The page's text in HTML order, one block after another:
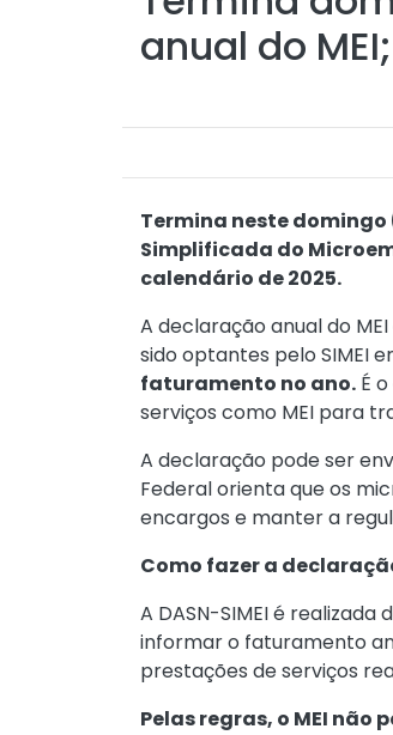
anual do
Termina neste
Simplificada do
calendário de 2025.
A declaração anual do
sido optantes pelo SIMEI
faturamento no ano. É
serviços como MEI para
A declaração pode ser
Federal orienta que os
encargos e manter a
Como fazer a
A DASN-SIMEI é
informar o faturamento
prestações de serviços
Pelas regras, o MEI